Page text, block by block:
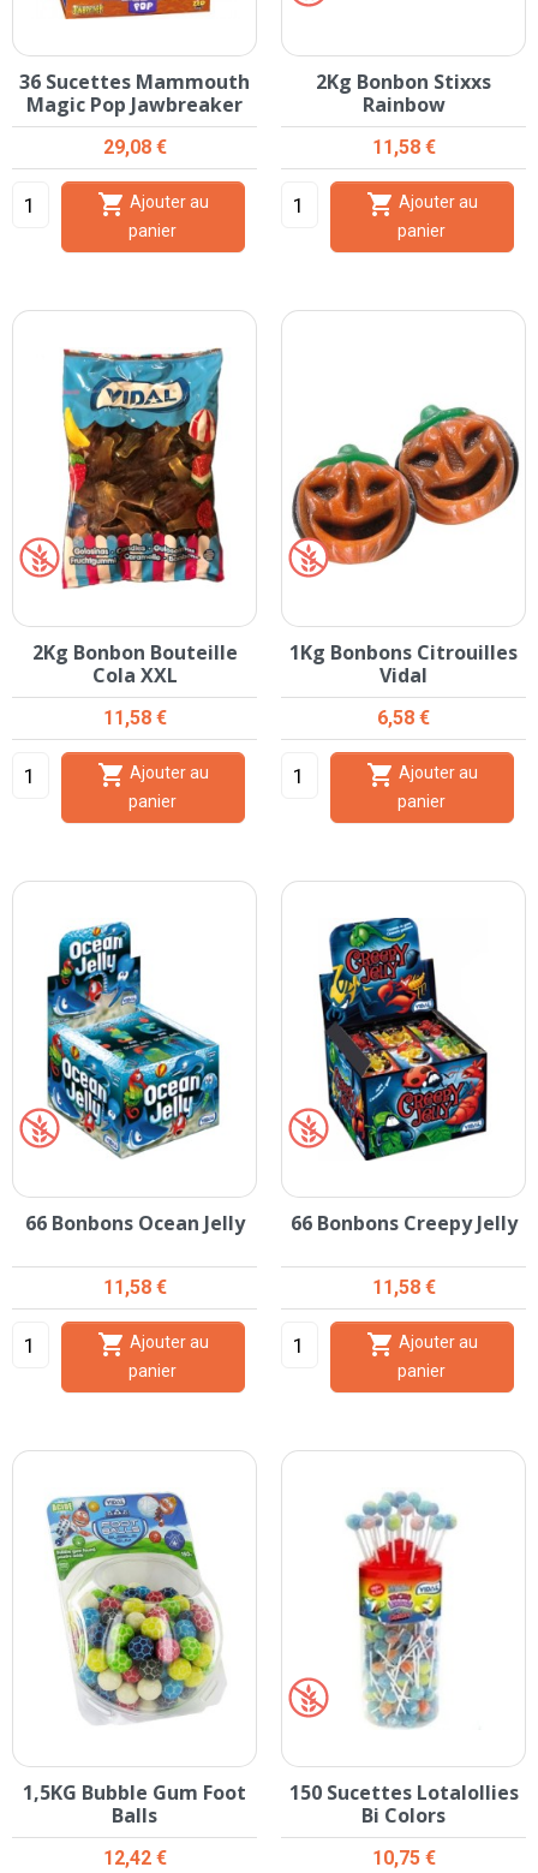
36 Sucettes Mammouth
Magic Pop Jawbreaker
Prix
29,08 €

panier
2Kg Bonbon Stixxs
Rainbow
Prix
11,58 €

panier
2Kg Bonbon Bouteille
Cola XXL
Prix
11,58 €

panier
1Kg Bonbons Citrouilles
Vidal
Prix
6,58 €

panier
66 Bonbons Ocean Jelly
Prix
11,58 €

panier
66 Bonbons Creepy Jelly
Prix
11,58 €

panier
1,5KG Bubble Gum Foot
Balls
Prix
12,42 €
150 Sucettes Lotalollies
Bi Colors
Prix
10,75 €